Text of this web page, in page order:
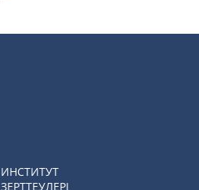
ИНСТИТУТ
ЗЕРТТЕУЛЕРІ